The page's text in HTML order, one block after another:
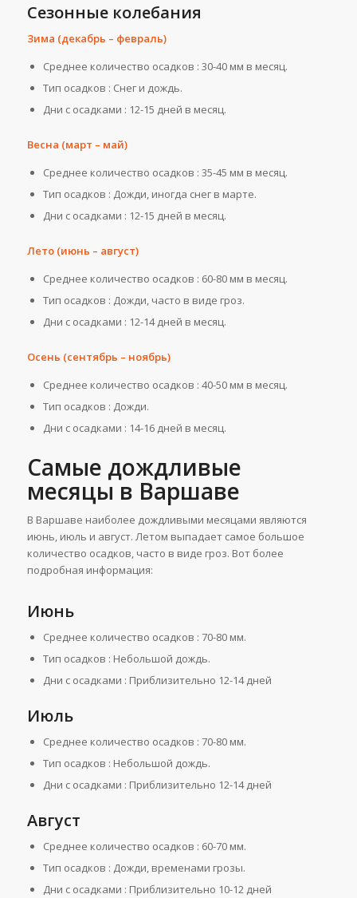
Сезонные колебания
Зима (декабрь – февраль)
Среднее количество осадков : 30-40 мм в месяц.
Тип осадков : Снег и дождь.
Дни с осадками : 12-15 дней в месяц.
Весна (март – май)
Среднее количество осадков : 35-45 мм в месяц.
Тип осадков : Дожди, иногда снег в марте.
Дни с осадками : 12-15 дней в месяц.
Лето (июнь – август)
Среднее количество осадков : 60-80 мм в месяц.
Тип осадков : Дожди, часто в виде гроз.
Дни с осадками : 12-14 дней в месяц.
Осень (сентябрь – ноябрь)
Среднее количество осадков : 40-50 мм в месяц.
Тип осадков : Дожди.
Дни с осадками : 14-16 дней в месяц.
Самые дождливые
месяцы в Варшаве
В Варшаве наиболее дождливыми месяцами являются
июнь, июль и август. Летом выпадает самое большое
количество осадков, часто в виде гроз. Вот более
подробная информация:
Июнь
Среднее количество осадков : 70-80 мм.
Тип осадков : Небольшой дождь.
Дни с осадками : Приблизительно 12-14 дней
Июль
Среднее количество осадков : 70-80 мм.
Тип осадков : Небольшой дождь.
Дни с осадками : Приблизительно 12-14 дней
Август
Среднее количество осадков : 60-70 мм.
Тип осадков : Дожди, временами грозы.
Дни с осадками : Приблизительно 10-12 дней